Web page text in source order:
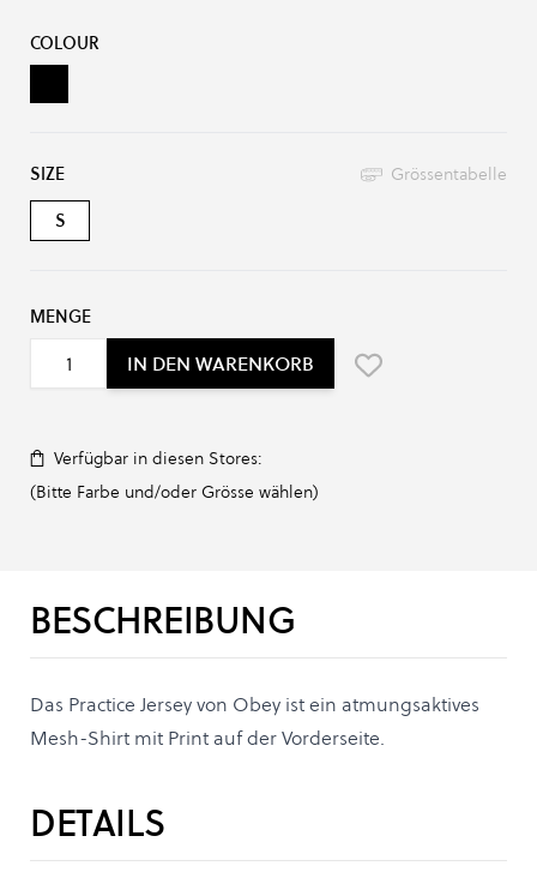
Produkt-Optionen:
COLOUR
Black
SIZE
Grössentabelle
S
MENGE
IN DEN WARENKORB
Verfügbar in diesen Stores:
(Bitte Farbe und/oder Grösse wählen)
BESCHREIBUNG
Das Practice Jersey von Obey ist ein atmungsaktives
Mesh-Shirt mit Print auf der Vorderseite.
DETAILS